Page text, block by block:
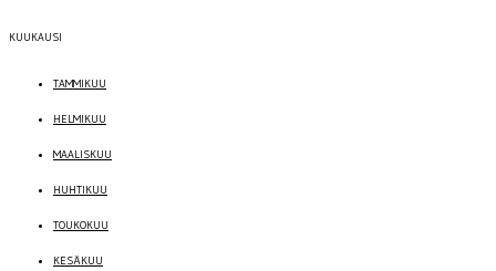
KUUKAUSI
TAMMIKUU
HELMIKUU
MAALISKUU
HUHTIKUU
TOUKOKUU
KESÄKUU